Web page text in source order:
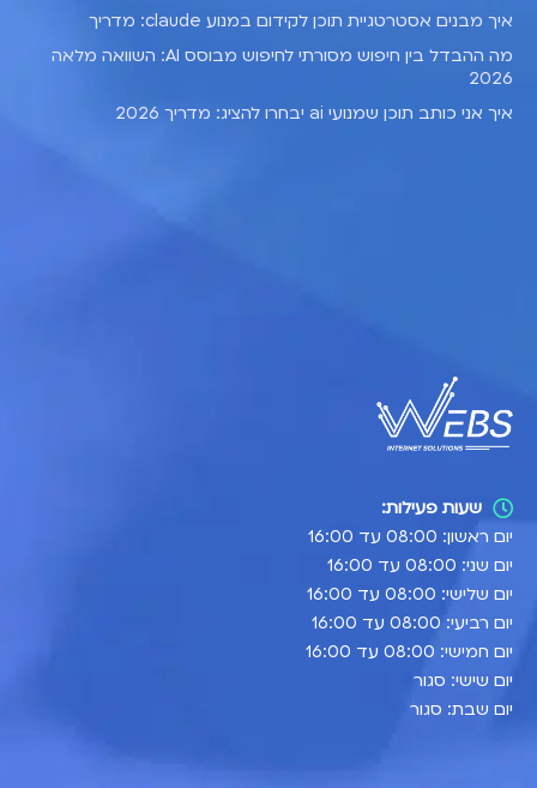
איך מבנים אסטרטגיית תוכן לקידום במנוע claude: מדריך
מה ההבדל בין חיפוש מסורתי לחיפוש מבוסס AI: השוואה מלאה
2026
איך אני כותב תוכן שמנועי ai יבחרו להציג: מדריך 2026
שעות פעילות:
יום ראשון: 08:00 עד 16:00
יום שני: 08:00 עד 16:00
יום שלישי: 08:00 עד 16:00
יום רביעי: 08:00 עד 16:00
יום חמישי: 08:00 עד 16:00
יום שישי: סגור
יום שבת: סגור